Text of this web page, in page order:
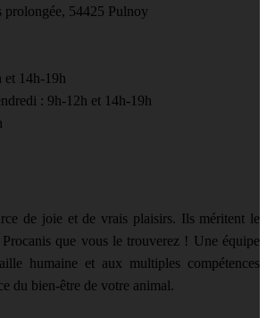
prolongée, 54425 Pulnoy
14h-19h
: 9h-12h et 14h-19h
de joie et de vrais plaisirs. Ils méritent le
Procanis que vous le trouverez ! Une équipe
humaine et aux multiples compétences
du bien-être de votre animal.